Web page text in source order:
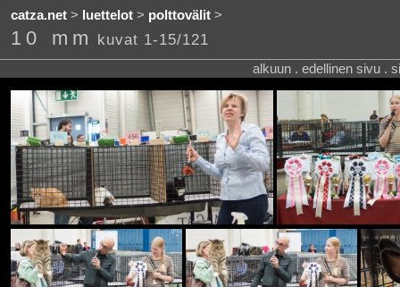
catza.net> luettelot> polttovälit>
10 mm kuvat 1-15/121
alkuun . edellinen sivu .